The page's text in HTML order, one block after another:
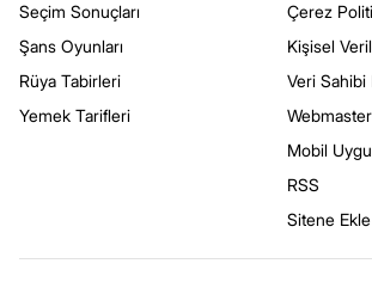
Seçim Sonuçları
Şans Oyunları
Rüya Tabirleri
Yemek Tarifleri
Çerez
Kişisel
Veri Sahibi
Webmaster
Mobil
RSS
Sitene Ekle